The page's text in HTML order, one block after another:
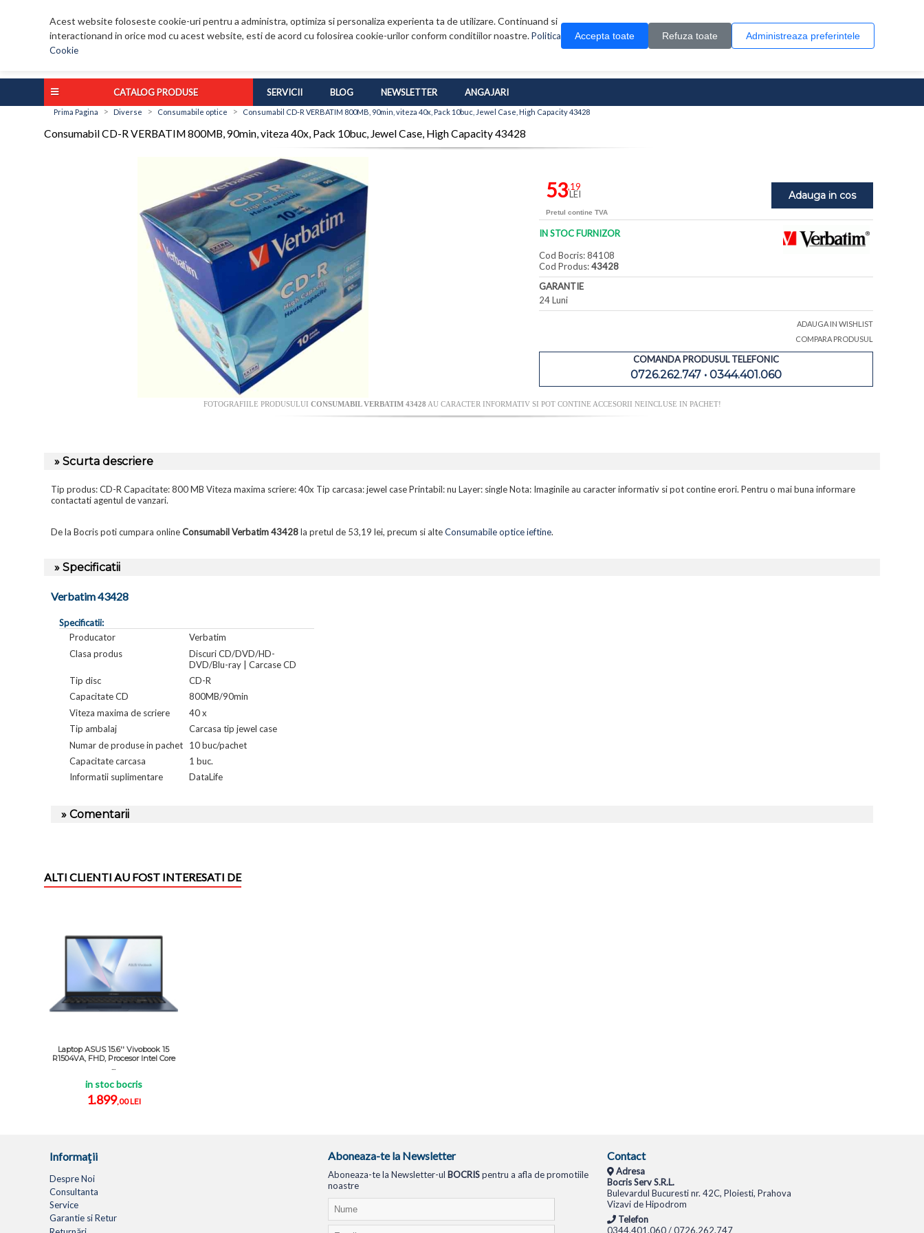
Acest website foloseste cookie-uri pentru a administra, optimiza si personaliza experienta ta de utilizare. Continuand si
interactionand in orice mod cu acest website, esti de acord cu folosirea cookie-urilor conform conditiilor noastre.Politica
Cookie
Accepta toate Refuza toate Administreaza preferintele
0 produs(e)
CATALOG PRODUSE SERVICII BLOG NEWSLETTER ANGAJARI
Prima Pagina > Diverse > Consumabile optice > Consumabil CD-R VERBATIM 800MB, 90min, viteza 40x, Pack 10buc, Jewel Case, High Capacity 43428
Consumabil CD-R VERBATIM 800MB, 90min, viteza 40x, Pack 10buc, Jewel Case, High Capacity 43428
Adauga in cos
53,19
LEI
Pretul contine TVA
IN STOC FURNIZOR
Cod Bocris: 84108
Cod Produs:43428
GARANTIE
24 Luni
ADAUGA IN WISHLIST
COMPARA PRODUSUL
COMANDA PRODUSUL TELEFONIC
0726.262.747 • 0344.401.060
FOTOGRAFIILE PRODUSULUI CONSUMABIL VERBATIM 43428 AU CARACTER INFORMATIV SI POT CONTINE ACCESORII NEINCLUSE IN PACHET!
» Scurta descriere
Tip produs: CD-R Capacitate: 800 MB Viteza maxima scriere: 40x Tip carcasa: jewel case Printabil: nu Layer: single Nota: Imaginile au caracter informativ si pot contine erori. Pentru o mai buna informare
contactati agentul de vanzari.
De la Bocris poti cumpara onlineConsumabil Verbatim 43428la pretul de 53,19 lei, precum si alteConsumabile optice ieftine.
» Specificatii
Verbatim 43428
Specificatii:
Producator
Verbatim
Clasa produs
Discuri CD/DVD/HD-
DVD/Blu-ray | Carcase CD
Tip disc
CD-R
Capacitate CD
800MB/90min
Viteza maxima de scriere
40 x
Tip ambalaj
Carcasa tip jewel case
Numar de produse in pachet
10 buc/pachet
Capacitate carcasa
1 buc.
Informatii suplimentare
DataLife
» Comentarii
ALTI CLIENTI AU FOST INTERESATI DE
Laptop ASUS 15.6'' Vivobook 15
R1504VA, FHD, Procesor Intel Core
in stoc bocris
1.899,00 LEI
Informaţii
Despre Noi
Consultanta
Service
Garantie si Retur
Aboneaza-te la Newsletter
Aboneaza-te la Newsletter-ul BOCRISpentru a afla de promotiile
noastre
Contact
Adresa
Bocris Serv S.R.L.
Bulevardul Bucuresti nr. 42C, Ploiesti, Prahova
Vizavi de Hipodrom
Telefon
0344.401.060 / 0726.262.747